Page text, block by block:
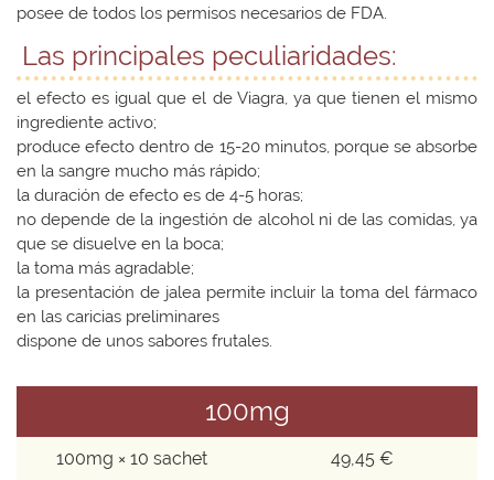
posee de todos los permisos necesarios de FDA.
Las principales peculiaridades:
el efecto es igual que el de Viagra, ya que tienen el mismo
ingrediente activo;
produce efecto dentro de 15-20 minutos, porque se absorbe
en la sangre mucho más rápido;
la duración de efecto es de 4-5 horas;
no depende de la ingestión de alcohol ni de las comidas, ya
que se disuelve en la boca;
la toma más agradable;
la presentación de jalea permite incluir la toma del fármaco
en las caricias preliminares
dispone de unos sabores frutales.
100mg
100mg × 10 sachet 49,45 €